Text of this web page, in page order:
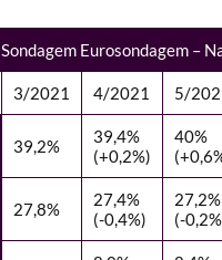
Sondagem Eurosondagem –
3/2021 4/2021 5/
39,2%
39,4%
(+0,2%)
40%
27,8%
27,4%
(-0,4%)
27,2%
(-